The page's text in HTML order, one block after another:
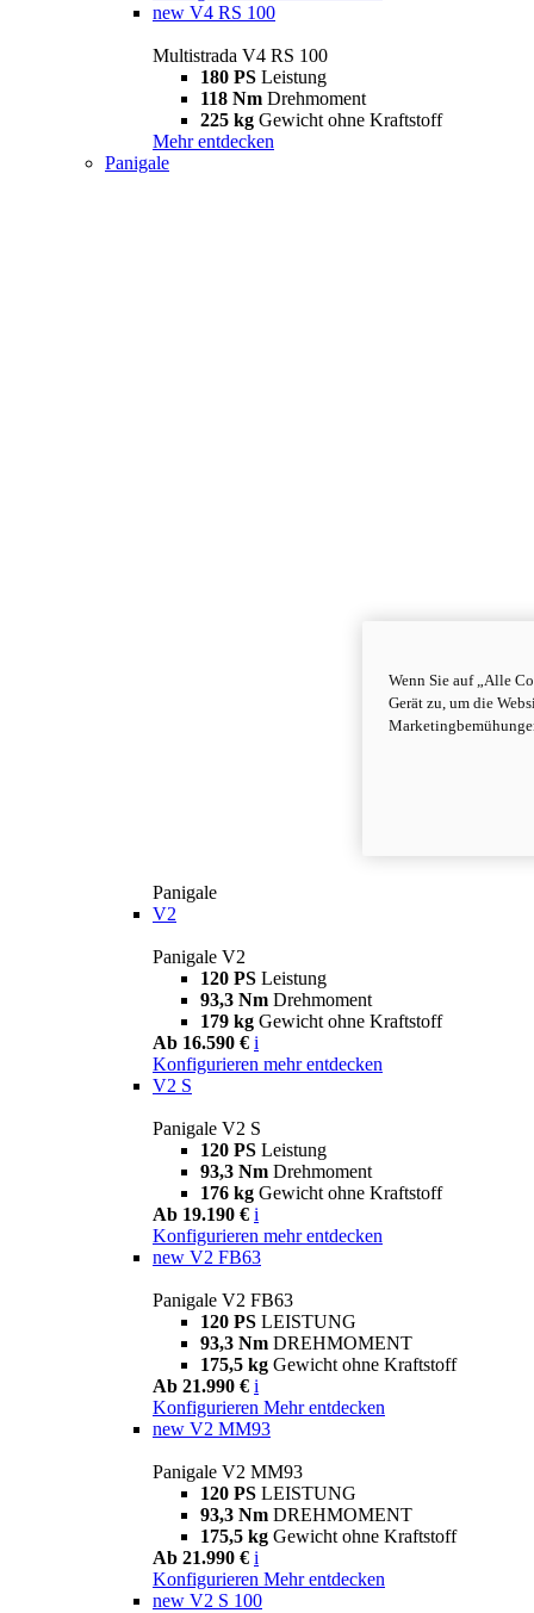
new V4 RS 100
Multistrada V4 RS 100
180 PS Leistung
118 Nm Drehmoment
225 kg Gewicht ohne Kraftstoff
Mehr entdecken
Panigale
Panigale
V2
Panigale V2
120 PS Leistung
93,3 Nm Drehmoment
179 kg Gewicht ohne Kraftstoff
Ab 16.590 € i
Konfigurieren mehr entdecken
V2 S
Panigale V2 S
120 PS Leistung
93,3 Nm Drehmoment
176 kg Gewicht ohne Kraftstoff
Ab 19.190 € i
Konfigurieren mehr entdecken
new V2 FB63
Panigale V2 FB63
120 PS LEISTUNG
93,3 Nm DREHMOMENT
175,5 kg Gewicht ohne Kraftstoff
Ab 21.990 € i
Konfigurieren Mehr entdecken
new V2 MM93
Panigale V2 MM93
120 PS LEISTUNG
93,3 Nm DREHMOMENT
175,5 kg Gewicht ohne Kraftstoff
Ab 21.990 € i
Konfigurieren Mehr entdecken
new V2 S 100
Wenn Sie auf „Alle
Gerät zu, um die